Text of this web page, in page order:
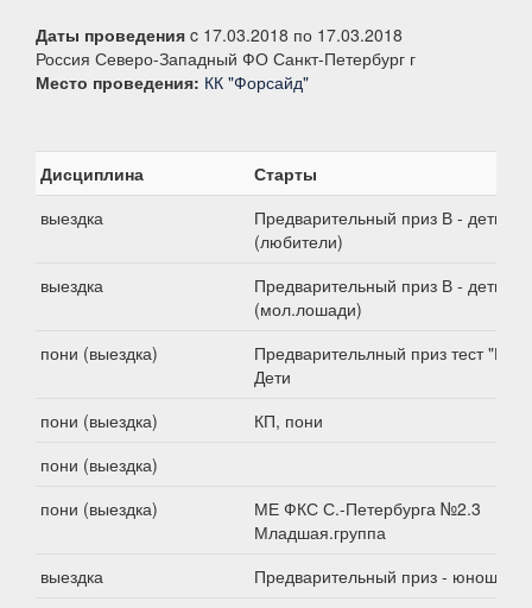
Даты проведения c 17.03.2018 по 17.03.2018
Россия Северо-Западный ФО Санкт-Петербург г
Место проведения: КК "Форсайд"
Дисциплина
Старты
выездка
Предварительный приз В - дети
(любители)
выездка
Предварительный приз В - дети
(мол.лошади)
пони (выездка)
Предварительлный приз тест "В".
Дети
пони (выездка)
КП, пони
пони (выездка)
пони (выездка)
МЕ ФКС С.-Петербурга №2.3
Младшая.группа
выездка
Предварительный приз - юноши